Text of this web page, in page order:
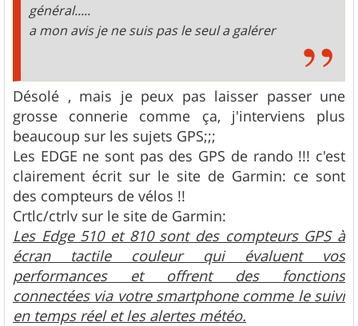
général.....
a mon avis je ne suis pas le seul a galérer
Désolé , mais je peux pas laisser passer une
grosse connerie comme ça, j'interviens plus
beaucoup sur les sujets GPS;;;
Les EDGE ne sont pas des GPS de rando !!! c'est
clairement écrit sur le site de Garmin: ce sont
des compteurs de vélos !!
Crtlc/ctrlv sur le site de Garmin:
Les Edge 510 et 810 sont des compteurs GPS à
écran tactile couleur qui évaluent vos
performances et offrent des fonctions
connectées via votre smartphone comme le suivi
en temps réel et les alertes météo.